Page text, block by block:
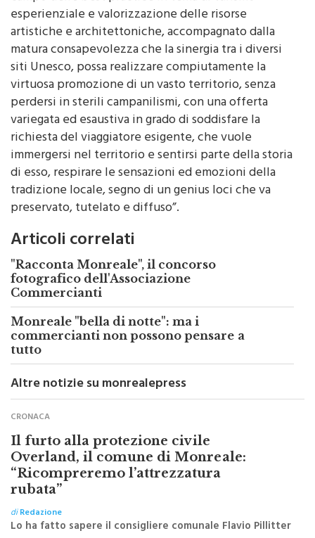
esperienziale e valorizzazione delle risorse
artistiche e architettoniche, accompagnato dalla
matura consapevolezza che la sinergia tra i diversi
siti Unesco, possa realizzare compiutamente la
virtuosa promozione di un vasto territorio, senza
perdersi in sterili campanilismi, con una offerta
variegata ed esaustiva in grado di soddisfare la
richiesta del viaggiatore esigente, che vuole
immergersi nel territorio e sentirsi parte della storia
di esso, respirare le sensazioni ed emozioni della
tradizione locale, segno di un genius loci che va
preservato, tutelato e diffuso”.
Articoli correlati
"Racconta Monreale", il concorso
fotografico dell'Associazione
Commercianti
Monreale "bella di notte": ma i
commercianti non possono pensare a
tutto
Altre notizie su monrealepress
CRONACA
Il furto alla protezione civile
Overland, il comune di Monreale:
“Ricompreremo l’attrezzatura
rubata”
diRedazione
Lo ha fatto sapere il consigliere comunale Flavio Pillitter